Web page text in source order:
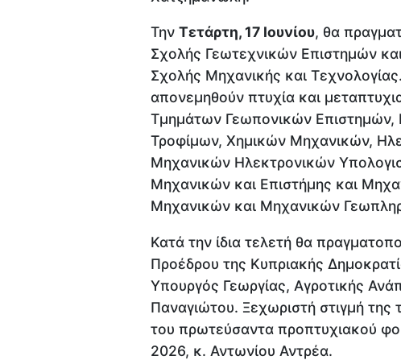
Την Τετάρτη, 17 Ιουνίου, θα
Σχολής Γεωτεχνικών Επιστημών
Σχολής Μηχανικής και
απονεμηθούν πτυχία και
Τμημάτων Γεωπονικών Επιστημών,
Τροφίμων, Χημικών Μηχανικών,
Μηχανικών Ηλεκτρονικών
Μηχανικών και Επιστήμης και
Μηχανικών και Μηχανικών
Κατά την ίδια τελετή θα
Προέδρου της Κυπριακής
Υπουργός Γεωργίας, Αγροτικής
Παναγιώτου. Ξεχωριστή στιγμή της
του πρωτεύσαντα προπτυχιακού
2026, κ. Αντωνίου Αντρέα.